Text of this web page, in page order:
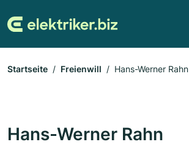
Startseite Freienwill Hans-Werner Rahn
Hans-Werner Rahn